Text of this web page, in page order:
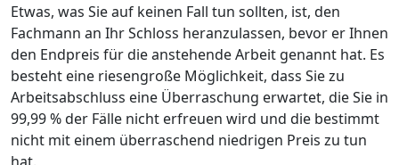
Etwas, was Sie auf keinen Fall tun sollten, ist, den
Fachmann an Ihr Schloss heranzulassen, bevor er Ihnen
den Endpreis für die anstehende Arbeit genannt hat. Es
besteht eine riesengroße Möglichkeit, dass Sie zu
Arbeitsabschluss eine Überraschung erwartet, die Sie in
99,99 % der Fälle nicht erfreuen wird und die bestimmt
nicht mit einem überraschend niedrigen Preis zu tun
hat.